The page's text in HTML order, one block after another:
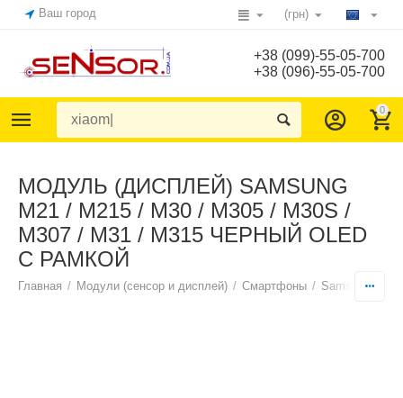
Ваш город (грн)
+38 (099)-55-05-700
+38 (096)-55-05-700
0
МОДУЛЬ (ДИСПЛЕЙ) SAMSUNG
M21 / M215 / M30 / M305 / M30S /
M307 / M31 / M315 ЧЕРНЫЙ OLED
С РАМКОЙ
Главная / Модули (сенсор и дисплей) / Смартфоны / Samsung